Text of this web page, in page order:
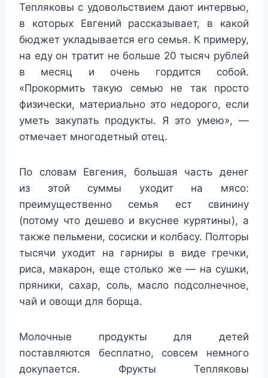
Тепляковы с удовольствием дают интервью,
в которых Евгений рассказывает, в какой
бюджет укладывается его семья. К примеру,
на еду он тратит не больше 20 тысяч рублей
в месяц и очень гордится собой.
«Прокормить такую семью не так просто
физически, материально это недорого, если
уметь закупать продукты. Я это умею», —
отмечает многодетный отец.
По словам Евгения, большая часть денег
из этой суммы уходит на мясо:
преимущественно семья ест свинину
(потому что дешево и вкуснее курятины), а
также пельмени, сосиски и колбасу. Полторы
тысячи уходит на гарниры в виде гречки,
риса, макарон, еще столько же — на сушки,
пряники, сахар, соль, масло подсолнечное,
чай и овощи для борща.
Молочные продукты для детей
поставляются бесплатно, совсем немного
докупается. Фрукты Тепляковы